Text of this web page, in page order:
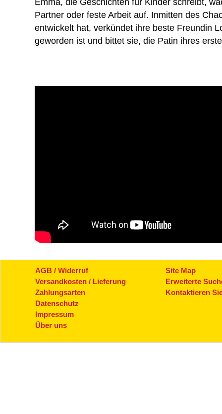
Emma, ​​die Geschichten für Kinder schreibt,
Partner oder feste Arbeit auf. Inmitten des
entwickelt hat, verkündet ihre beste Freundin
geworden ist und bittet sie, die Patin ihres
AGB / Widerruf
Versandkosten / Lieferung
Zahlungsarten
Datenschutz
Impressum
Über uns
Site Map
Erweiterte
Kontaktieren